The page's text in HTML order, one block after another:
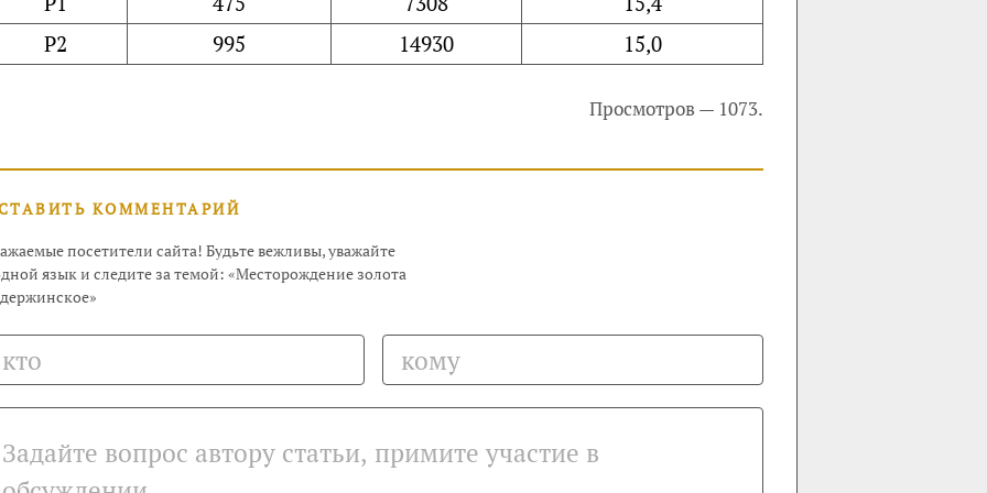
Р2
995 14930 15,0
Просмотров — 1073.
КОММЕНТАРИЙ
посетители сайта! Будьте вежливы, уважайте
язык и следите за темой: «Месторождение золота